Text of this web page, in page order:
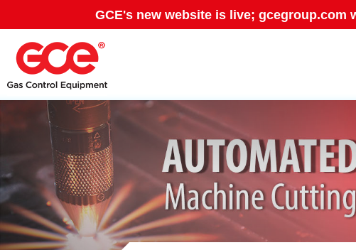
GCE's new website is live;